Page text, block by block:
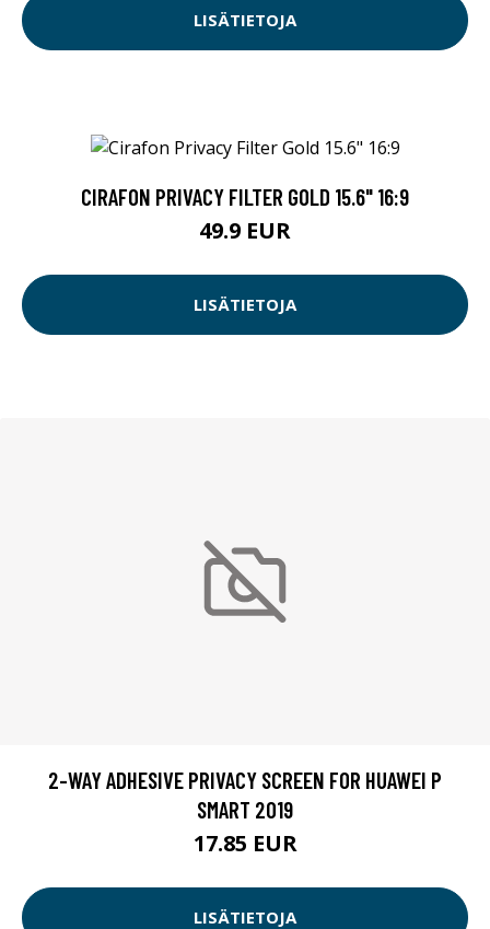
LISÄTIETOJA
CIRAFON PRIVACY FILTER GOLD 15.6" 16:9
49.9 EUR
LISÄTIETOJA
2-WAY ADHESIVE PRIVACY SCREEN FOR HUAWEI P
SMART 2019
17.85 EUR
LISÄTIETOJA